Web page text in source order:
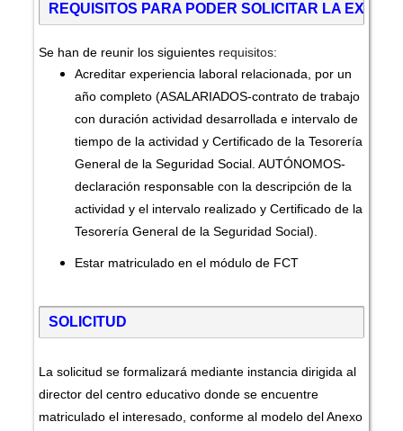
REQUISITOS PARA PODER SOLICITAR LA
Se han de reunir los siguientes requisitos:
Acreditar experiencia laboral relacionada, por un
año completo (ASALARIADOS-contrato de trabajo
con duración actividad desarrollada e intervalo de
tiempo de la actividad y Certificado de la Tesorería
General de la Seguridad Social. AUTÓNOMOS-
declaración responsable con la descripción de la
actividad y el intervalo realizado y Certificado de la
Tesorería General de la Seguridad Social).
Estar matriculado en el módulo de FCT
SOLICITUD
La solicitud se formalizará mediante instancia dirigida al
director del centro educativo donde se encuentre
matriculado el interesado, conforme al modelo del Anexo